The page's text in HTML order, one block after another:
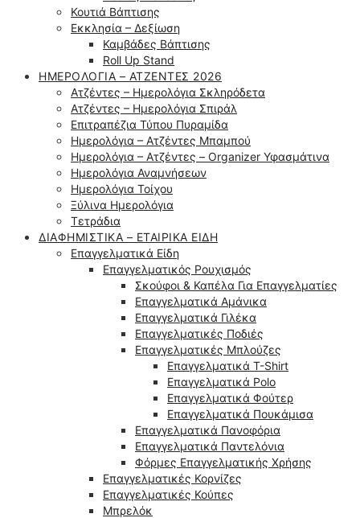
Κουτιά Βάπτισης
Εκκλησία – Δεξίωση
Καμβάδες Βάπτισης
Roll Up Stand
ΗΜΕΡΟΛΌΓΙΑ – ΑΤΖΈΝΤΕΣ 2026
Ατζέντες – Ημερολόγια Σκληρόδετα
Ατζέντες – Ημερολόγια Σπιράλ
Επιτραπέζια Τύπου Πυραμίδα
Ημερολόγια – Ατζέντες Μπαμπού
Ημερολόγια – Ατζέντες – Organizer Υφασμάτινα
Ημερολόγια Αναμνήσεων
Ημερολόγια Τοίχου
Ξύλινα Ημερολόγια
Τετράδια
ΔΙΑΦΗΜΙΣΤΙΚΆ – ΕΤΑΙΡΙΚΆ ΕΊΔΗ
Επαγγελματικά Είδη
Επαγγελματικός Ρουχισμός
Σκούφοι & Καπέλα Για Επαγγελματίες
Επαγγελματικά Αμάνικα
Επαγγελματικά Γιλέκα
Επαγγελματικές Ποδιές
Επαγγελματικές Μπλούζες
Επαγγελματικά T-Shirt
Επαγγελματικά Polo
Επαγγελματικά Φούτερ
Επαγγελματικά Πουκάμισα
Επαγγελματικά Πανοφόρια
Επαγγελματικά Παντελόνια
Φόρμες Επαγγελματικής Χρήσης
Επαγγελματικές Κορνίζες
Επαγγελματικές Κούπες
Μπρελόκ